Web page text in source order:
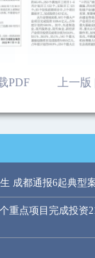
PDF 上一版 |
成都通报6起典型
重点项目完成投资